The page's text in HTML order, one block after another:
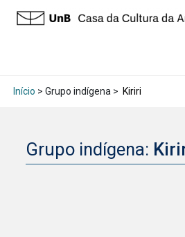
Início > Grupo indígena > Kiriri
Grupo indígena: